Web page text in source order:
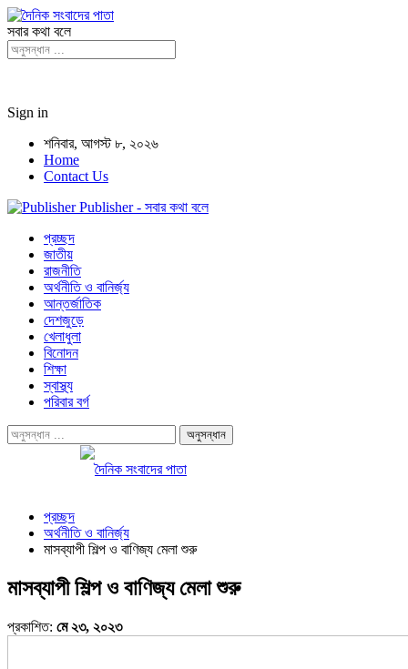
সবার কথা বলে
Sign in
শনিবার, আগস্ট ৮, ২০২৬
Home
Contact Us
Publisher - সবার কথা বলে
প্রচ্ছদ
জাতীয়
রাজনীতি
অর্থনীতি ও বানির্জ্য
আন্তর্জাতিক
দেশজুড়ে
খেলাধুলা
বিনোদন
শিক্ষা
স্বাস্থ্য
পরিবার বর্গ
প্রচ্ছদ
অর্থনীতি ও বানির্জ্য
মাসব্যাপী শিল্প ও বাণিজ্য মেলা শুরু
মাসব্যাপী শিল্প ও বাণিজ্য মেলা শুরু
প্রকাশিত: মে ২৩, ২০২৩